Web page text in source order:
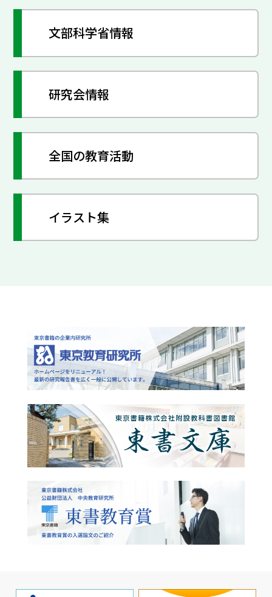
文部科学省情報
研究会情報
全国の教育活動
イラスト集